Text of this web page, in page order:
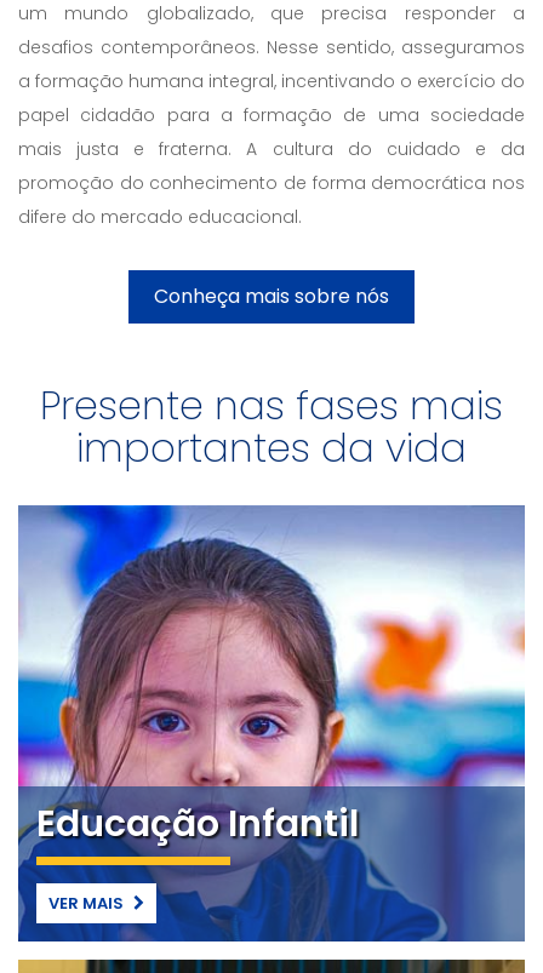
um mundo globalizado, que precisa responder a
desafios contemporâneos. Nesse sentido, asseguramos
a formação humana integral, incentivando o exercício do
papel cidadão para a formação de uma sociedade
mais justa e fraterna. A cultura do cuidado e da
promoção do conhecimento de forma democrática nos
difere do mercado educacional.
Conheça mais sobre nós
Presente nas fases mais
importantes da vida
Educação Infantil
VER MAIS